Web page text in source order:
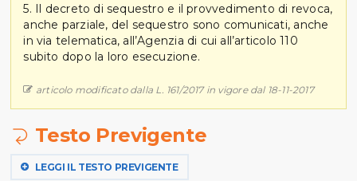
5. Il decreto di sequestro e il provvedimento di revoca,
anche parziale, del sequestro sono comunicati, anche
in via telematica, all’Agenzia di cui all’articolo 110
subito dopo la loro esecuzione.
articolo modificato dalla L. 161/2017 in vigore dal 18-11-2017
Testo Previgente
LEGGI IL TESTO PREVIGENTE